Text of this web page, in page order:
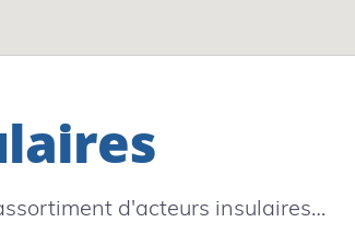
d'acteurs insulaires…